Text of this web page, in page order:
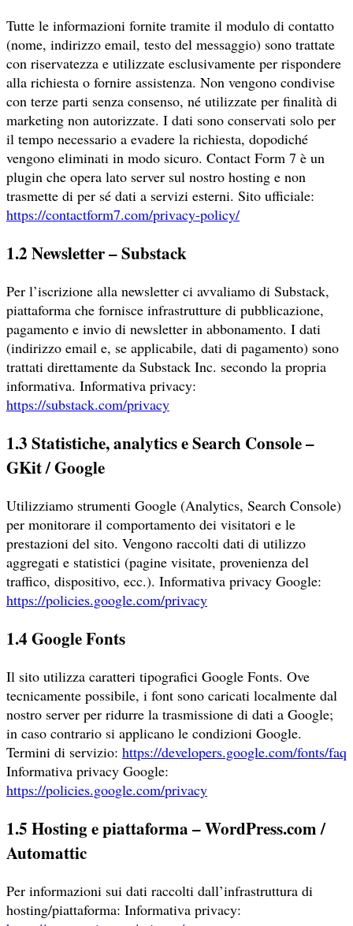
Tutte le informazioni fornite tramite il modulo di contatto
(nome, indirizzo email, testo del messaggio) sono trattate
con riservatezza e utilizzate esclusivamente per rispondere
alla richiesta o fornire assistenza. Non vengono condivise
con terze parti senza consenso, né utilizzate per finalità di
marketing non autorizzate. I dati sono conservati solo per
il tempo necessario a evadere la richiesta, dopodiché
vengono eliminati in modo sicuro. Contact Form 7 è un
plugin che opera lato server sul nostro hosting e non
trasmette di per sé dati a servizi esterni. Sito ufficiale:
https://contactform7.com/privacy-policy/
1.2 Newsletter – Substack
Per l’iscrizione alla newsletter ci avvaliamo di Substack,
piattaforma che fornisce infrastrutture di pubblicazione,
pagamento e invio di newsletter in abbonamento. I dati
(indirizzo email e, se applicabile, dati di pagamento) sono
trattati direttamente da Substack Inc. secondo la propria
informativa. Informativa privacy:
https://substack.com/privacy
1.3 Statistiche, analytics e Search Console –
GKit / Google
Utilizziamo strumenti Google (Analytics, Search Console)
per monitorare il comportamento dei visitatori e le
prestazioni del sito. Vengono raccolti dati di utilizzo
aggregati e statistici (pagine visitate, provenienza del
traffico, dispositivo, ecc.). Informativa privacy Google:
https://policies.google.com/privacy
1.4 Google Fonts
Il sito utilizza caratteri tipografici Google Fonts. Ove
tecnicamente possibile, i font sono caricati localmente dal
nostro server per ridurre la trasmissione di dati a Google;
in caso contrario si applicano le condizioni Google.
Termini di servizio: https://developers.google.com/fonts/faq
Informativa privacy Google:
https://policies.google.com/privacy
1.5 Hosting e piattaforma – WordPress.com /
Automattic
Per informazioni sui dati raccolti dall’infrastruttura di
hosting/piattaforma: Informativa privacy: